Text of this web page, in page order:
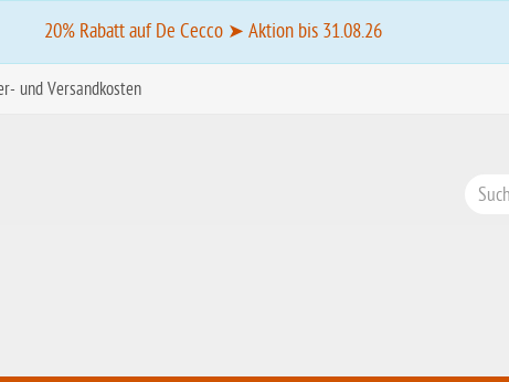
20% Rabatt auf De Cecco ➤ Aktion bis 31.08.26
und Versandkosten